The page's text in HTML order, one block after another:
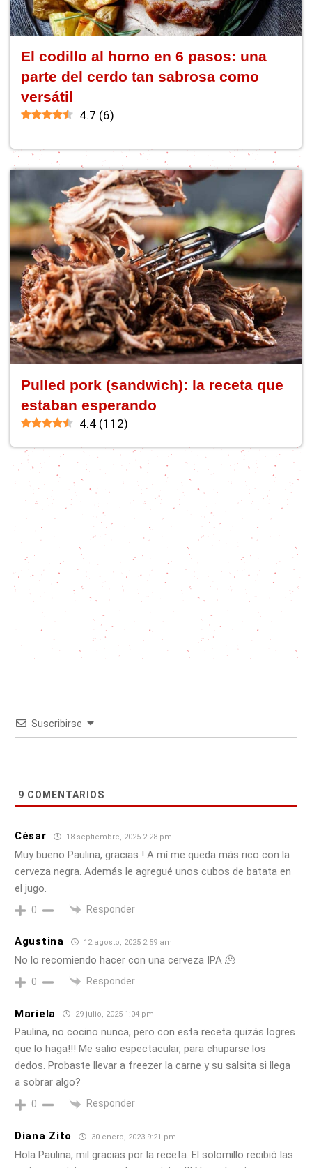
El codillo al horno en 6 pasos: una
parte del cerdo tan sabrosa como
versátil
4.7 (6)
Pulled pork (sandwich): la receta que
estaban esperando
4.4 (112)
Suscribirse
9 COMENTARIOS
César 18 septiembre, 2025 2:28 pm
Muy bueno Paulina, gracias ! A mí me queda más rico con la
cerveza negra. Además le agregué unos cubos de batata en
el jugo.
0 Responder
Agustina 12 agosto, 2025 2:59 am
No lo recomiendo hacer con una cerveza IPA 🫠
0 Responder
Mariela 29 julio, 2025 1:04 pm
Paulina, no cocino nunca, pero con esta receta quizás logres
que lo haga!!! Me salio espectacular, para chuparse los
dedos. Probaste llevar a freezer la carne y su salsita si llega
a sobrar algo?
0 Responder
Diana Zito 30 enero, 2023 9:21 pm
Hola Paulina, mil gracias por la receta. El solomillo recibió las